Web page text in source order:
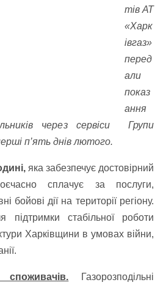
тів АТ
«Харк
івгаз»
перед
али
показ
ання
через сервіси Групи
п’ять днів лютого.
яка забезпечує достовірний
сплачує за послуги,
бойові дії на території регіону.
стабільної роботи
Харківщини в умовах війни,
Газорозподільні